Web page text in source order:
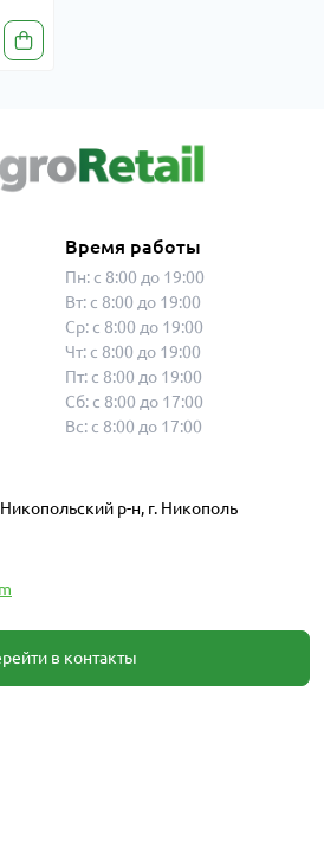
Время работы
Пн: с 8:00 до 19:00
Вт: с 8:00 до 19:00
Ср: с 8:00 до 19:00
Чт: с 8:00 до 19:00
Пт: с 8:00 до 19:00
Сб: с 8:00 до 17:00
Вс: с 8:00 до 17:00
р-н, г. Никополь
в контакты